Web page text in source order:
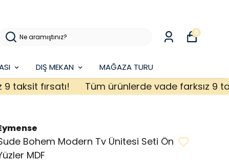
DIŞ MEKAN MAĞAZA TURU
0
fırsatı! Tüm ürünlerde vade farksız 9 taksit
Bohem Modern Tv Ünitesi Seti Ön
MDF